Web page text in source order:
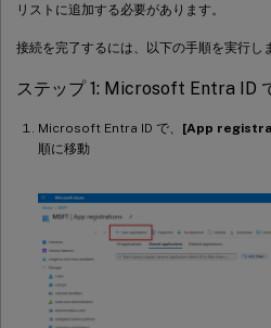
リストに追加する必要があります。
接続を完了するには、以下の手順を実行し
ステップ 1: Microsoft Entra ID
Microsoft Entra ID で、 [App
順に移動